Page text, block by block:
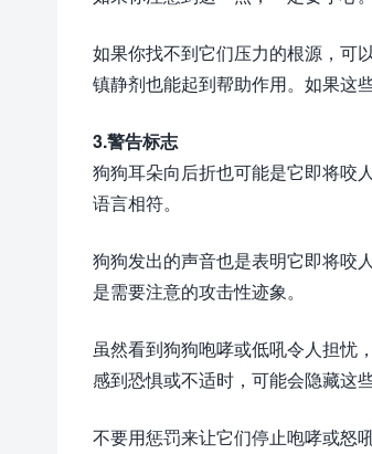
如果你找不到它们压力的根源，可
镇静剂也能起到帮助作用。如果这
3.警告标志
狗狗耳朵向后折也可能是它即将咬
语言相符。
狗狗发出的声音也是表明它即将咬
是需要注意的攻击性迹象。
虽然看到狗狗咆哮或低吼令人担忧
感到恐惧或不适时，可能会隐藏这
不要用惩罚来让它们停止咆哮或怒